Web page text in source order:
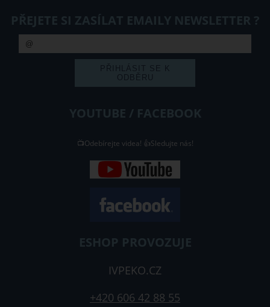
PŘEJETE SI ZASÍLAT EMAILY NEWSLETTER ?
YOUTUBE / FACEBOOK
📺Odebírejte videa! 👍Sledujte nás!
ESHOP PROVOZUJE
IVPEKO.CZ
+420 606 42 88 55